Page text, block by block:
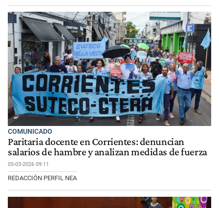
COMUNICADO
Paritaria docente en Corrientes: denuncian
salarios de hambre y analizan medidas de fuerza
05-03-2026 09:11
REDACCIÓN PERFIL NEA